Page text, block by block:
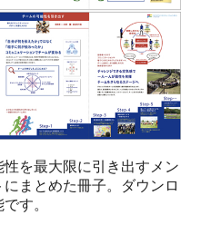
を最大限に引き出すメン
まとめた冊子。ダウンロ
す。